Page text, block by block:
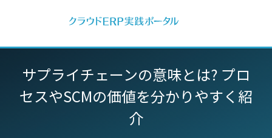
サプライチェーンの意味とは? プロ
セスやSCMの価値を分かりやすく紹
介